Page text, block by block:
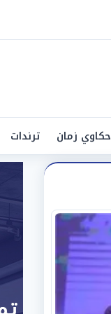
حكاوي زمان ترندات